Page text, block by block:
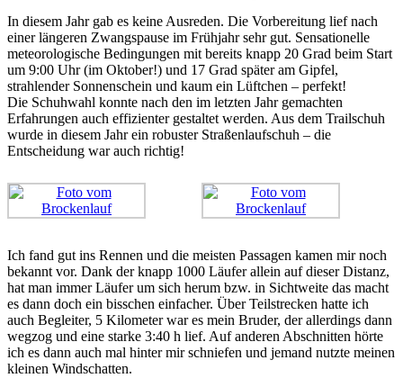
In diesem Jahr gab es keine Ausreden. Die Vorbereitung lief nach
einer längeren Zwangspause im Frühjahr sehr gut. Sensationelle
meteorologische Bedingungen mit bereits knapp 20 Grad beim Start
um 9:00 Uhr (im Oktober!) und 17 Grad später am Gipfel,
strahlender Sonnenschein und kaum ein Lüftchen – perfekt!
Die Schuhwahl konnte nach den im letzten Jahr gemachten
Erfahrungen auch effizienter gestaltet werden. Aus dem Trailschuh
wurde in diesem Jahr ein robuster Straßenlaufschuh – die
Entscheidung war auch richtig!
Ich fand gut ins Rennen und die meisten Passagen kamen mir noch
bekannt vor. Dank der knapp 1000 Läufer allein auf dieser Distanz,
hat man immer Läufer um sich herum bzw. in Sichtweite das macht
es dann doch ein bisschen einfacher. Über Teilstrecken hatte ich
auch Begleiter, 5 Kilometer war es mein Bruder, der allerdings dann
wegzog und eine starke 3:40 h lief. Auf anderen Abschnitten hörte
ich es dann auch mal hinter mir schniefen und jemand nutzte meinen
kleinen Windschatten.